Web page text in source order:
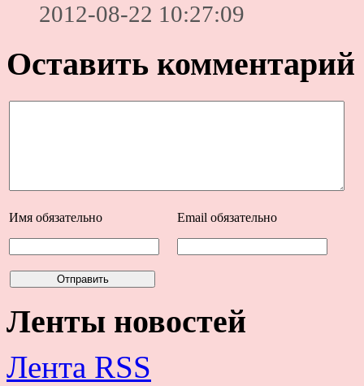
2012-08-22 10:27:09
Оставить комментарий
Имя обязательно Email обязательно
Ленты новостей
Лента RSS